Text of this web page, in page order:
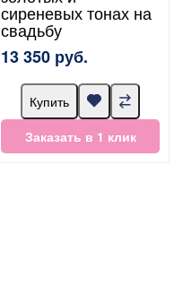
сиреневых тонах на
свадьбу
13 350 руб.
Купить
Заказать в 1 клик